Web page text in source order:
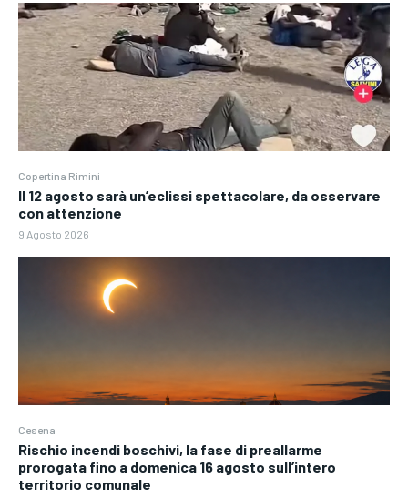
Copertina Rimini
Il 12 agosto sarà un’eclissi spettacolare, da osservare
con attenzione
9 Agosto 2026
Cesena
Rischio incendi boschivi, la fase di preallarme
prorogata fino a domenica 16 agosto sull’intero
territorio comunale